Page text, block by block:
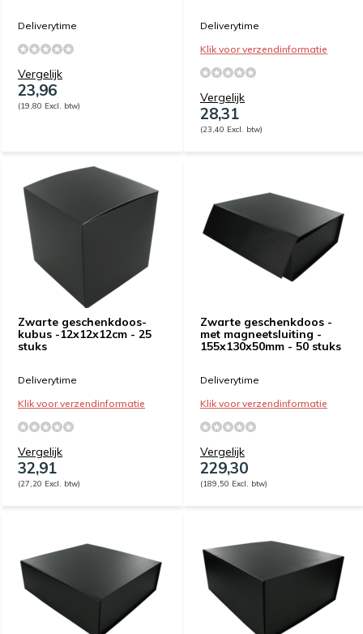
Deliverytime
Vergelijk
23,96
(19,80 Excl. btw)
Deliverytime
Klik voor verzendinformatie
Vergelijk
28,31
(23,40 Excl. btw)
Zwarte geschenkdoos-
kubus -12x12x12cm - 25
stuks
Deliverytime
Klik voor verzendinformatie
Vergelijk
32,91
(27,20 Excl. btw)
Zwarte geschenkdoos -
met magneetsluiting -
155x130x50mm - 50 stuks
Deliverytime
Klik voor verzendinformatie
Vergelijk
229,30
(189,50 Excl. btw)